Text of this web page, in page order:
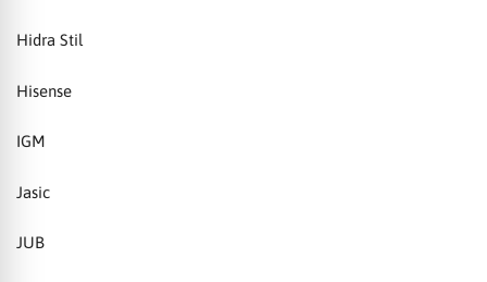
Hidra Stil
Hisense
IGM
Jasic
JUB